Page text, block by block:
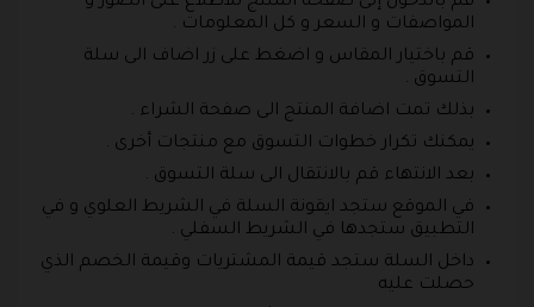
المواصفات و السعر و كل المعلومات .
قم باختيار المقاس و اضغط على زر اضاف الى سلة
التسوق .
بذلك تمت اضافة المنتج الى صفحة الشراء .
يمكنك تكرار خطوات التسوق مع منتجات أخرى .
بعد الانتهاء قم بالانتقال الى سلة التسوق .
في الموقع ستجد ايقونة السلة في الشريط العلوي و في
التطبيق ستجدها في الشريط السفلي .
داخل السلة ستجد قيمة المشتريات وقيمة الخصم الذي
حصلت عليه